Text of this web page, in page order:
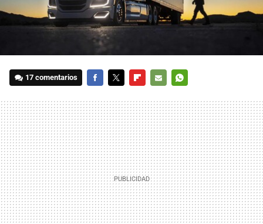
17 comentarios
MAIL